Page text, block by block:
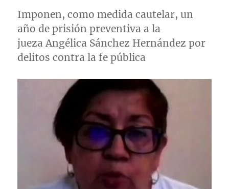
Imponen, como medida cautelar, un
año de prisión preventiva a la
jueza Angélica Sánchez Hernández por
delitos contra la fe pública